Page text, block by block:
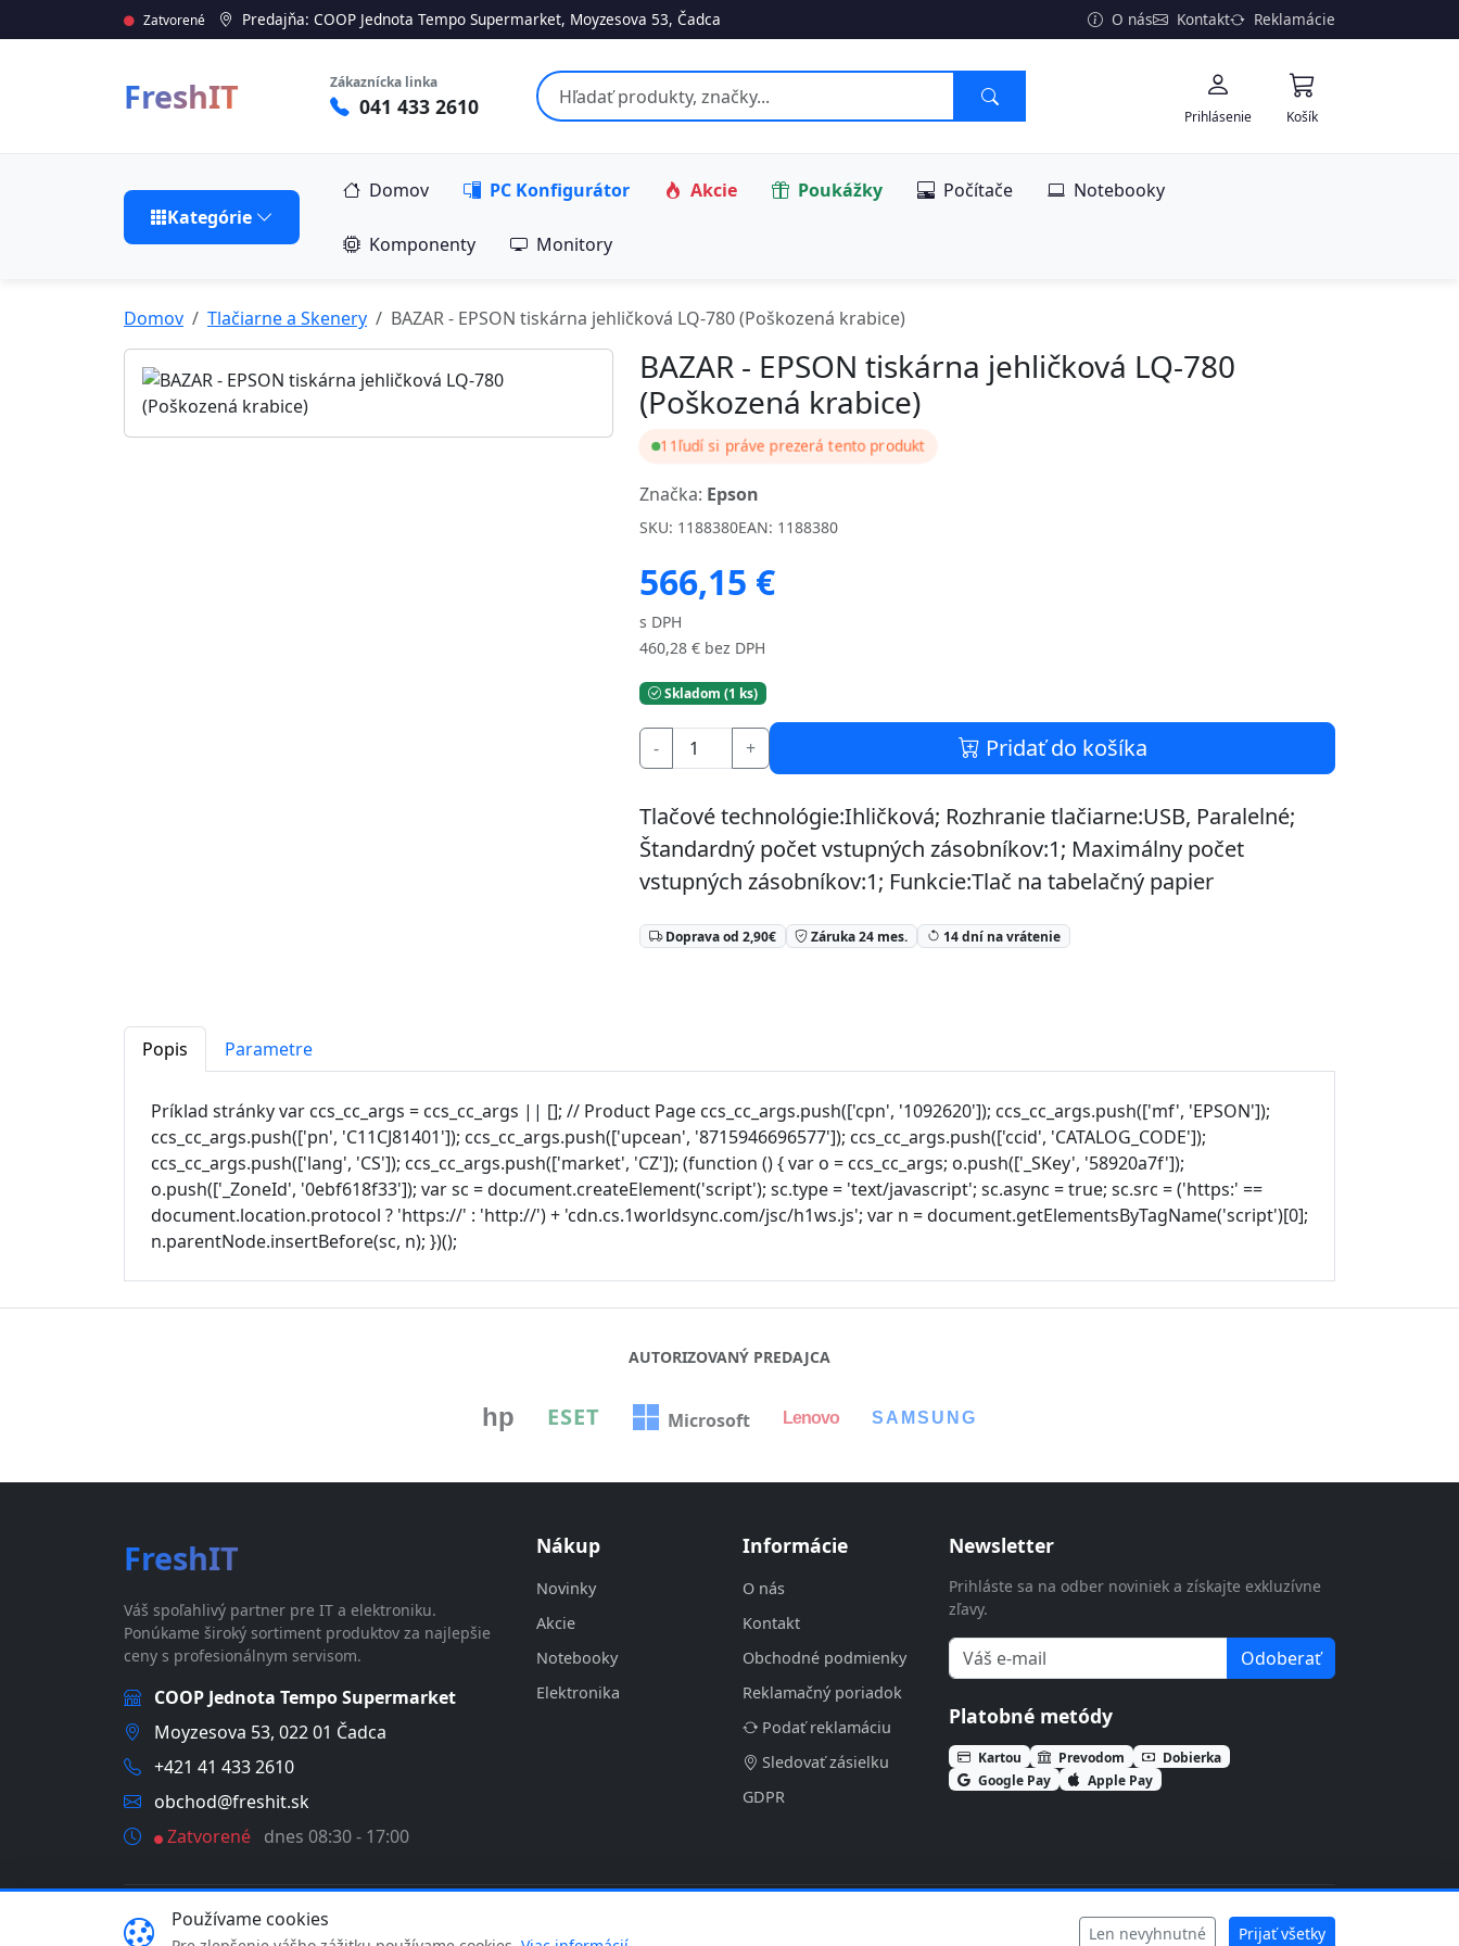
⏳
Zatvorené Predajňa: COOP Jednota Tempo Supermarket, Moyzesova 53, Čadca O nás Kontakt Reklamácie
FreshIT Zákaznícka linka
041 433 2610 Prihlásenie Košík
Kategórie
Domov PC Konfigurátor Akcie Poukážky Počítače Notebooky
Komponenty Monitory
Domov Tlačiarne a Skenery BAZAR - EPSON tiskárna jehličková LQ-780 (Poškozená krabice)
BAZAR - EPSON tiskárna jehličková LQ-780
(Poškozená krabice)
11ľudí si práve prezerá tento produkt
Značka: Epson
SKU: 1188380EAN: 1188380
566,15 €
s DPH
460,28 € bez DPH
Skladom (1 ks)
- + Pridať do košíka
Tlačové technológie:Ihličková; Rozhranie tlačiarne:USB, Paralelné;
Štandardný počet vstupných zásobníkov:1; Maximálny počet
vstupných zásobníkov:1; Funkcie:Tlač na tabelačný papier
Doprava od 2,90€ Záruka 24 mes. 14 dní na vrátenie
Popis Parametre
Príklad stránky var ccs_cc_args = ccs_cc_args || []; // Product Page ccs_cc_args.push(['cpn', '1092620']); ccs_cc_args.push(['mf', 'EPSON']);
ccs_cc_args.push(['pn', 'C11CJ81401']); ccs_cc_args.push(['upcean', '8715946696577']); ccs_cc_args.push(['ccid', 'CATALOG_CODE']);
ccs_cc_args.push(['lang', 'CS']); ccs_cc_args.push(['market', 'CZ']); (function () { var o = ccs_cc_args; o.push(['_SKey', '58920a7f']);
o.push(['_ZoneId', '0ebf618f33']); var sc = document.createElement('script'); sc.type = 'text/javascript'; sc.async = true; sc.src = ('https:' ==
document.location.protocol ? 'https://' : 'http://') + 'cdn.cs.1worldsync.com/jsc/h1ws.js'; var n = document.getElementsByTagName('script')[0];
n.parentNode.insertBefore(sc, n); })();
AUTORIZOVANÝ PREDAJCA
hp ESET Microsoft Lenovo SAMSUNG
FreshIT
Váš spoľahlivý partner pre IT a elektroniku.
Ponúkame široký sortiment produktov za najlepšie
ceny s profesionálnym servisom.
COOP Jednota Tempo Supermarket
Moyzesova 53, 022 01 Čadca
+421 41 433 2610
obchod@freshit.sk
Zatvorené dnes 08:30 - 17:00
Nákup
Novinky
Akcie
Notebooky
Elektronika
Informácie
O nás
Kontakt
Obchodné podmienky
Reklamačný poriadok
Podať reklamáciu
Sledovať zásielku
GDPR
Newsletter
Prihláste sa na odber noviniek a získajte exkluzívne
zľavy.
Odoberať
Platobné metódy
Kartou Prevodom
Dobierka
Google Pay
Apple Pay
© 2026 FreshIT - MP Comp s.r.o. | IČO: 46358935 | v2.4.3 | Katalóg: 2026-08-06
Ochrana súkromiaCookies
Používame cookies
Len nevyhnutné Prijať všetky